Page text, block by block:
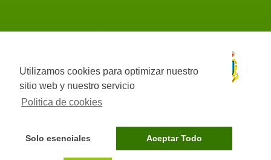
Utilizamos cookies para optimizar nuestro
sitio web y nuestro servicio
Politica de cookies
Solo esenciales Aceptar Todo